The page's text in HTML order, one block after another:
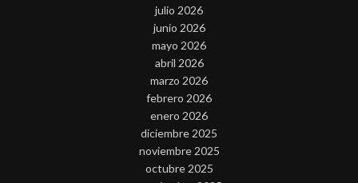
julio 2026
junio 2026
mayo 2026
abril 2026
marzo 2026
febrero 2026
enero 2026
diciembre 2025
noviembre 2025
octubre 2025